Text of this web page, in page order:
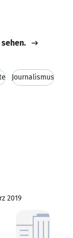
Journalismus
2019